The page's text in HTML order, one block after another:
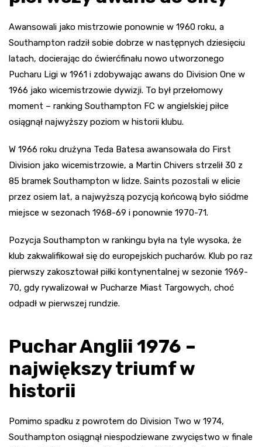
Awansowali jako mistrzowie ponownie w 1960 roku, a
Southampton radził sobie dobrze w następnych dziesięciu
latach, docierając do ćwierćfinału nowo utworzonego
Pucharu Ligi w 1961 i zdobywając awans do Division One w
1966 jako wicemistrzowie dywizji. To był przełomowy
moment – ranking Southampton FC w angielskiej piłce
osiągnął najwyższy poziom w historii klubu.
W 1966 roku drużyna Teda Batesa awansowała do First
Division jako wicemistrzowie, a Martin Chivers strzelił 30 z
85 bramek Southampton w lidze. Saints pozostali w elicie
przez osiem lat, a najwyższą pozycją końcową było siódme
miejsce w sezonach 1968-69 i ponownie 1970-71.
Pozycja Southampton w rankingu była na tyle wysoka, że
klub zakwalifikował się do europejskich pucharów. Klub po raz
pierwszy zakosztował piłki kontynentalnej w sezonie 1969-
70, gdy rywalizował w Pucharze Miast Targowych, choć
odpadł w pierwszej rundzie.
Puchar Anglii 1976 –
największy triumf w
historii
Pomimo spadku z powrotem do Division Two w 1974,
Southampton osiągnął niespodziewane zwycięstwo w finale